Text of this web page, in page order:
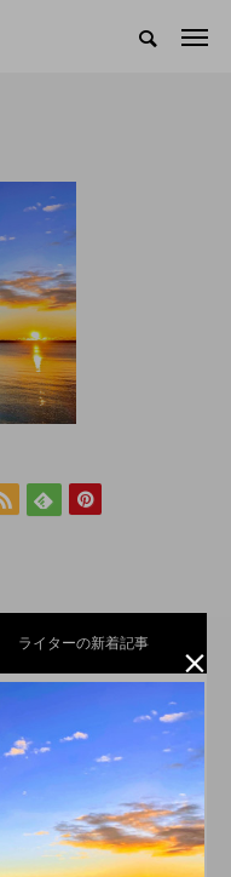
ライターの新着記事
信用金庫の福理事
ご年配の方まで楽し
舞阪団子】と【名の
事処＆和居酒屋店
